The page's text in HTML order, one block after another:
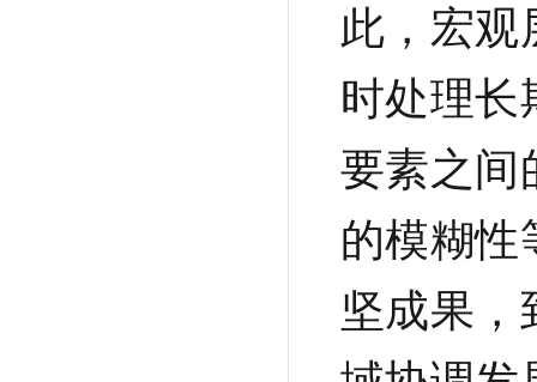
此，宏
时处理
要素之间
的模糊
坚成果